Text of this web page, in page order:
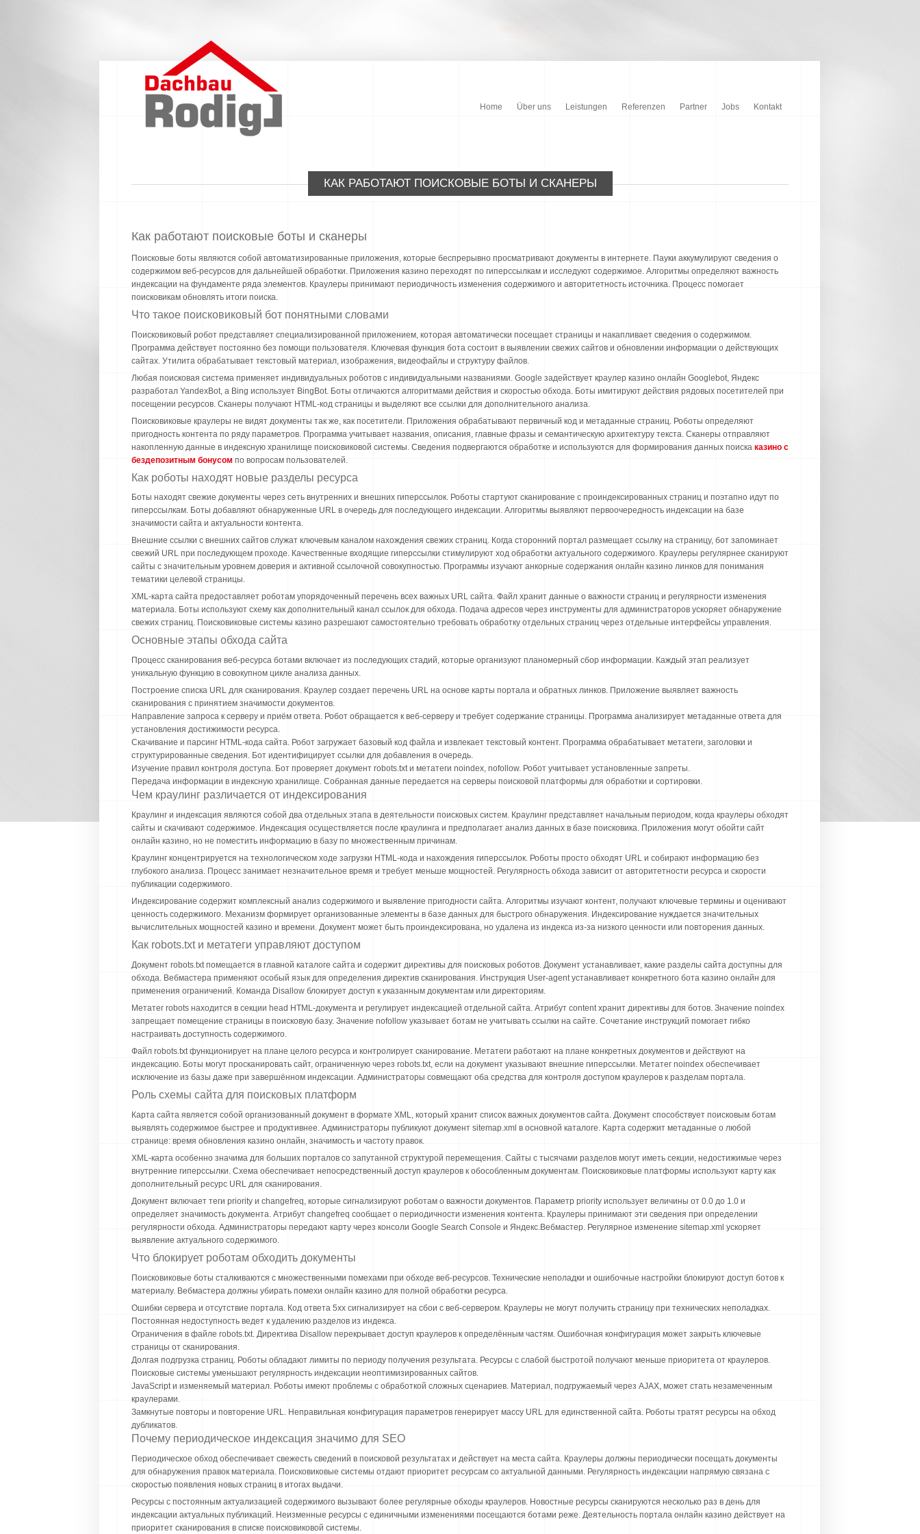
Home Über uns Leistungen Referenzen Partner Jobs Kontakt
КАК РАБОТАЮТ ПОИСКОВЫЕ БОТЫ И СКАНЕРЫ
Как работают поисковые боты и сканеры
Поисковые боты являются собой автоматизированные приложения, которые беспрерывно просматривают документы в интернете. Пауки аккумулируют сведения о
содержимом веб-ресурсов для дальнейшей обработки. Приложения казино переходят по гиперссылкам и исследуют содержимое. Алгоритмы определяют важность
индексации на фундаменте ряда элементов. Краулеры принимают периодичность изменения содержимого и авторитетность источника. Процесс помогает
поисковикам обновлять итоги поиска.
Что такое поисковиковый бот понятными словами
Поисковиковый робот представляет специализированной приложением, которая автоматически посещает страницы и накапливает сведения о содержимом.
Программа действует постоянно без помощи пользователя. Ключевая функция бота состоит в выявлении свежих сайтов и обновлении информации о действующих
сайтах. Утилита обрабатывает текстовый материал, изображения, видеофайлы и структуру файлов.
Любая поисковая система применяет индивидуальных роботов с индивидуальными названиями. Google задействует краулер казино онлайн Googlebot, Яндекс
разработал YandexBot, а Bing использует BingBot. Боты отличаются алгоритмами действия и скоростью обхода. Боты имитируют действия рядовых посетителей при
посещении ресурсов. Сканеры получают HTML-код страницы и выделяют все ссылки для дополнительного анализа.
Поисковиковые краулеры не видят документы так же, как посетители. Приложения обрабатывают первичный код и метаданные страниц. Роботы определяют
пригодность контента по ряду параметров. Программа учитывает названия, описания, главные фразы и семантическую архитектуру текста. Сканеры отправляют
накопленную данные в индексную хранилище поисковиковой системы. Сведения подвергаются обработке и используются для формирования данных поиска казино с
бездепозитным бонусом по вопросам пользователей.
Как роботы находят новые разделы ресурса
Боты находят свежие документы через сеть внутренних и внешних гиперссылок. Роботы стартуют сканирование с проиндексированных страниц и поэтапно идут по
гиперссылкам. Боты добавляют обнаруженные URL в очередь для последующего индексации. Алгоритмы выявляют первоочередность индексации на базе
значимости сайта и актуальности контента.
Внешние ссылки с внешних сайтов служат ключевым каналом нахождения свежих страниц. Когда сторонний портал размещает ссылку на страницу, бот запоминает
свежий URL при последующем проходе. Качественные входящие гиперссылки стимулируют ход обработки актуального содержимого. Краулеры регулярнее сканируют
сайты с значительным уровнем доверия и активной ссылочной совокупностью. Программы изучают анкорные содержания онлайн казино линков для понимания
тематики целевой страницы.
XML-карта сайта предоставляет роботам упорядоченный перечень всех важных URL сайта. Файл хранит данные о важности страниц и регулярности изменения
материала. Боты используют схему как дополнительный канал ссылок для обхода. Подача адресов через инструменты для администраторов ускоряет обнаружение
свежих страниц. Поисковиковые системы казино разрешают самостоятельно требовать обработку отдельных страниц через отдельные интерфейсы управления.
Основные этапы обхода сайта
Процесс сканирования веб-ресурса ботами включает из последующих стадий, которые организуют планомерный сбор информации. Каждый этап реализует
уникальную функцию в совокупном цикле анализа данных.
Построение списка URL для сканирования. Краулер создает перечень URL на основе карты портала и обратных линков. Приложение выявляет важность
сканирования с принятием значимости документов.
Направление запроса к серверу и приём ответа. Робот обращается к веб-серверу и требует содержание страницы. Программа анализирует метаданные ответа для
установления достижимости ресурса.
Скачивание и парсинг HTML-кода сайта. Робот загружает базовый код файла и извлекает текстовый контент. Программа обрабатывает метатеги, заголовки и
структурированные сведения. Бот идентифицирует ссылки для добавления в очередь.
Изучение правил контроля доступа. Бот проверяет документ robots.txt и метатеги noindex, nofollow. Робот учитывает установленные запреты.
Передача информации в индексную хранилище. Собранная данные передается на серверы поисковой платформы для обработки и сортировки.
Чем краулинг различается от индексирования
Краулинг и индексация являются собой два отдельных этапа в деятельности поисковых систем. Краулинг представляет начальным периодом, когда краулеры обходят
сайты и скачивают содержимое. Индексация осуществляется после краулинга и предполагает анализ данных в базе поисковика. Приложения могут обойти сайт
онлайн казино, но не поместить информацию в базу по множественным причинам.
Краулинг концентрируется на технологическом ходе загрузки HTML-кода и нахождения гиперссылок. Роботы просто обходят URL и собирают информацию без
глубокого анализа. Процесс занимает незначительное время и требует меньше мощностей. Регулярность обхода зависит от авторитетности ресурса и скорости
публикации содержимого.
Индексирование содержит комплексный анализ содержимого и выявление пригодности сайта. Алгоритмы изучают контент, получают ключевые термины и оценивают
ценность содержимого. Механизм формирует организованные элементы в базе данных для быстрого обнаружения. Индексирование нуждается значительных
вычислительных мощностей казино и времени. Документ может быть проиндексирована, но удалена из индекса из-за низкого ценности или повторения данных.
Как robots.txt и метатеги управляют доступом
Документ robots.txt помещается в главной каталоге сайта и содержит директивы для поисковых роботов. Документ устанавливает, какие разделы сайта доступны для
обхода. Вебмастера применяют особый язык для определения директив сканирования. Инструкция User-agent устанавливает конкретного бота казино онлайн для
применения ограничений. Команда Disallow блокирует доступ к указанным документам или директориям.
Метатег robots находится в секции head HTML-документа и регулирует индексацией отдельной сайта. Атрибут content хранит директивы для ботов. Значение noindex
запрещает помещение страницы в поисковую базу. Значение nofollow указывает ботам не учитывать ссылки на сайте. Сочетание инструкций помогает гибко
настраивать доступность содержимого.
Файл robots.txt функционирует на плане целого ресурса и контролирует сканирование. Метатеги работают на плане конкретных документов и действуют на
индексацию. Боты могут просканировать сайт, ограниченную через robots.txt, если на документ указывают внешние гиперссылки. Метатег noindex обеспечивает
исключение из базы даже при завершённом индексации. Администраторы совмещают оба средства для контроля доступом краулеров к разделам портала.
Роль схемы сайта для поисковых платформ
Карта сайта является собой организованный документ в формате XML, который хранит список важных документов сайта. Документ способствует поисковым ботам
выявлять содержимое быстрее и продуктивнее. Администраторы публикуют документ sitemap.xml в основной каталоге. Карта содержит метаданные о любой
странице: время обновления казино онлайн, значимость и частоту правок.
XML-карта особенно значима для больших порталов со запутанной структурой перемещения. Сайты с тысячами разделов могут иметь секции, недостижимые через
внутренние гиперссылки. Схема обеспечивает непосредственный доступ краулеров к обособленным документам. Поисковиковые платформы используют карту как
дополнительный ресурс URL для сканирования.
Документ включает теги priority и changefreq, которые сигнализируют роботам о важности документов. Параметр priority использует величины от 0.0 до 1.0 и
определяет значимость документа. Атрибут changefreq сообщает о периодичности изменения контента. Краулеры принимают эти сведения при определении
регулярности обхода. Администраторы передают карту через консоли Google Search Console и Яндекс.Вебмастер. Регулярное изменение sitemap.xml ускоряет
выявление актуального содержимого.
Что блокирует роботам обходить документы
Поисковиковые боты сталкиваются с множественными помехами при обходе веб-ресурсов. Технические неполадки и ошибочные настройки блокируют доступ ботов к
материалу. Вебмастера должны убирать помехи онлайн казино для полной обработки ресурса.
Ошибки сервера и отсутствие портала. Код ответа 5xx сигнализирует на сбои с веб-сервером. Краулеры не могут получить страницу при технических неполадках.
Постоянная недоступность ведет к удалению разделов из индекса.
Ограничения в файле robots.txt. Директива Disallow перекрывает доступ краулеров к определённым частям. Ошибочная конфигурация может закрыть ключевые
страницы от сканирования.
Долгая подгрузка страниц. Роботы обладают лимиты по периоду получения результата. Ресурсы с слабой быстротой получают меньше приоритета от краулеров.
Поисковые системы уменьшают регулярность индексации неоптимизированных сайтов.
JavaScript и изменяемый материал. Роботы имеют проблемы с обработкой сложных сценариев. Материал, подгружаемый через AJAX, может стать незамеченным
краулерами.
Замкнутые повторы и повторение URL. Неправильная конфигурация параметров генерирует массу URL для единственной сайта. Роботы тратят ресурсы на обход
дубликатов.
Почему периодическое индексация значимо для SEO
Периодическое обход обеспечивает свежесть сведений в поисковой результатах и действует на места сайта. Краулеры должны периодически посещать документы
для обнаружения правок материала. Поисковиковые системы отдают приоритет ресурсам со актуальной данными. Регулярность индексации напрямую связана с
скоростью появления новых страниц в итогах выдачи.
Ресурсы с постоянным актуализацией содержимого вызывают более регулярные обходы краулеров. Новостные ресурсы сканируются несколько раз в день для
индексации актуальных публикаций. Неизменные ресурсы с единичными изменениями посещаются ботами реже. Деятельность портала онлайн казино действует на
приоритет сканирования в списке поисковиковой системы.